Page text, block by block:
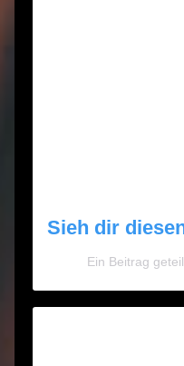
Sieh dir
Ein Beitrag